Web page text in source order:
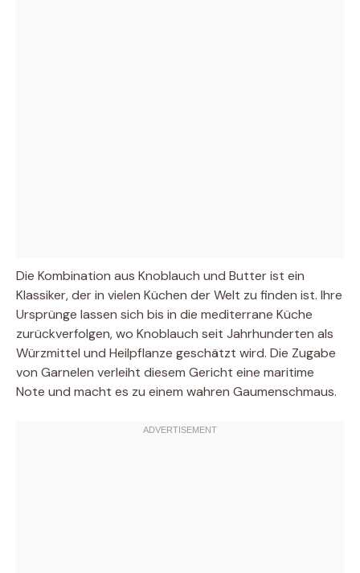
Die Kombination aus Knoblauch und Butter ist ein
Klassiker, der in vielen Küchen der Welt zu finden ist. Ihre
Ursprünge lassen sich bis in die mediterrane Küche
zurückverfolgen, wo Knoblauch seit Jahrhunderten als
Würzmittel und Heilpflanze geschätzt wird. Die Zugabe
von Garnelen verleiht diesem Gericht eine maritime
Note und macht es zu einem wahren Gaumenschmaus.